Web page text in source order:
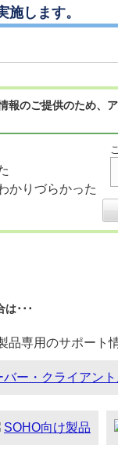
します。
報のご提供のため
かりづらかった
は･･･
品専用のサポート
バー・クライアン
SOHO向け製品